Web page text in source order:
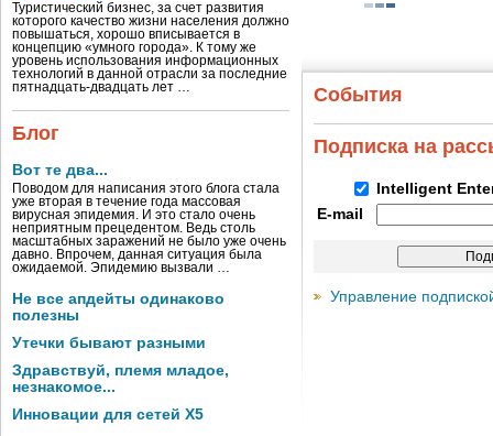
Туристический бизнес, за счет развития
которого качество жизни населения должно
повышаться, хорошо вписывается в
концепцию «умного города». К тому же
уровень использования информационных
технологий в данной отрасли за последние
пятнадцать-двадцать лет …
Блог
Вот те два...
Поводом для написания этого блога стала
уже вторая в течение года массовая
вирусная эпидемия. И это стало очень
неприятным прецедентом. Ведь столь
масштабных заражений не было уже очень
давно. Впрочем, данная ситуация была
ожидаемой. Эпидемию вызвали …
Не все апдейты одинаково
полезны
Утечки бывают разными
Здравствуй, племя младое,
незнакомое...
Инновации для сетей X5
События
Подписка на
Intelligent
E-mail
Управление